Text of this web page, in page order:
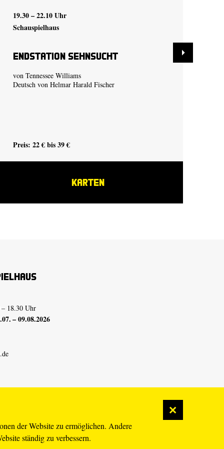
der Website zu ermöglichen. Andere
ständig zu verbessern.
19.30 – 22.10 Uhr
Schauspielhaus
Endstation Sehnsucht
von Tennessee Williams
Deutsch von Helmar Harald Fischer
Preis: 22 € bis 39 €
KARTEN
18.30 Uhr
– 09.08.2026